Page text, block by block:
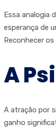
Essa analogia
esperança de
Reconhecer
A
A atração por
ganho